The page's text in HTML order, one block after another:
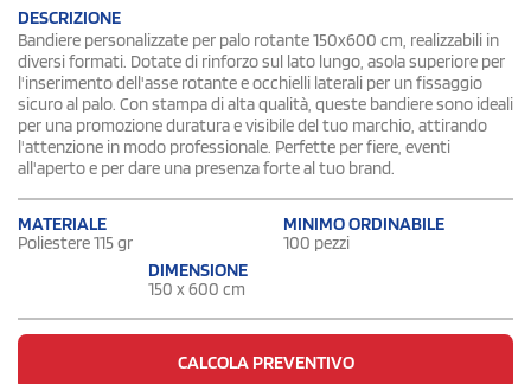
DESCRIZIONE
Bandiere personalizzate per palo rotante 150x600 cm, realizzabili in
diversi formati. Dotate di rinforzo sul lato lungo, asola superiore per
l'inserimento dell'asse rotante e occhielli laterali per un fissaggio
sicuro al palo. Con stampa di alta qualità, queste bandiere sono ideali
per una promozione duratura e visibile del tuo marchio, attirando
l'attenzione in modo professionale. Perfette per fiere, eventi
all'aperto e per dare una presenza forte al tuo brand.
MATERIALE
Poliestere 115 gr
MINIMO ORDINABILE
100 pezzi
DIMENSIONE
150 x 600 cm
CALCOLA PREVENTIVO